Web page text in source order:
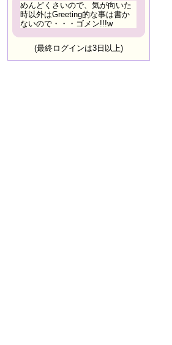
めんどくさいので、気が向いた
時以外はGreeting的な事は書か
ないので・・・ゴメン!!!w
(最終ログインは3日以上)